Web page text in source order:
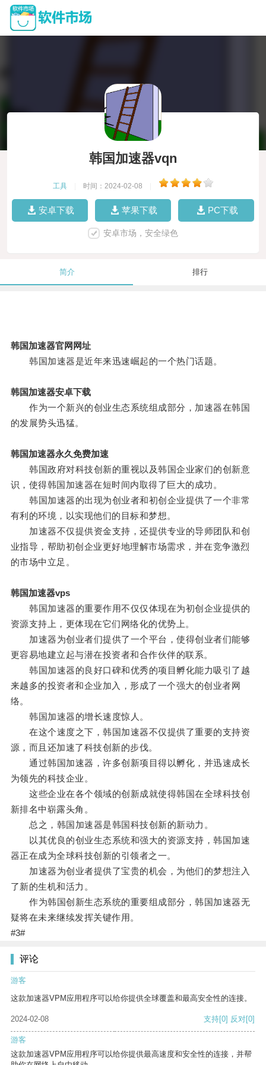
韩国加速器vqn
工具 时间：2024-02-08
安卓下载 苹果下载 PC下载
安卓市场，安全绿色
简介 排行
韩国加速器官网网址
韩国加速器是近年来迅速崛起的一个热门话题。
韩国加速器安卓下载
作为一个新兴的创业生态系统组成部分，加速器在韩国
的发展势头迅猛。
韩国加速器永久免费加速
韩国政府对科技创新的重视以及韩国企业家们的创新意
识，使得韩国加速器在短时间内取得了巨大的成功。
韩国加速器的出现为创业者和初创企业提供了一个非常
有利的环境，以实现他们的目标和梦想。
加速器不仅提供资金支持，还提供专业的导师团队和创
业指导，帮助初创企业更好地理解市场需求，并在竞争激烈
的市场中立足。
韩国加速器vps
韩国加速器的重要作用不仅仅体现在为初创企业提供的
资源支持上，更体现在它们网络化的优势上。
加速器为创业者们提供了一个平台，使得创业者们能够
更容易地建立起与潜在投资者和合作伙伴的联系。
韩国加速器的良好口碑和优秀的项目孵化能力吸引了越
来越多的投资者和企业加入，形成了一个强大的创业者网
络。
韩国加速器的增长速度惊人。
在这个速度之下，韩国加速器不仅提供了重要的支持资
源，而且还加速了科技创新的步伐。
通过韩国加速器，许多创新项目得以孵化，并迅速成长
为领先的科技企业。
这些企业在各个领域的创新成就使得韩国在全球科技创
新排名中崭露头角。
总之，韩国加速器是韩国科技创新的新动力。
以其优良的创业生态系统和强大的资源支持，韩国加速
器正在成为全球科技创新的引领者之一。
加速器为创业者提供了宝贵的机会，为他们的梦想注入
了新的生机和活力。
作为韩国创新生态系统的重要组成部分，韩国加速器无
疑将在未来继续发挥关键作用。
#3#
评论
游客
这款加速器VPM应用程序可以给你提供全球覆盖和最高安全性的连接。
2024-02-08 支持[0] 反对[0]
游客
这款加速器VPM应用程序可以给你提供最高速度和安全性的连接，并帮